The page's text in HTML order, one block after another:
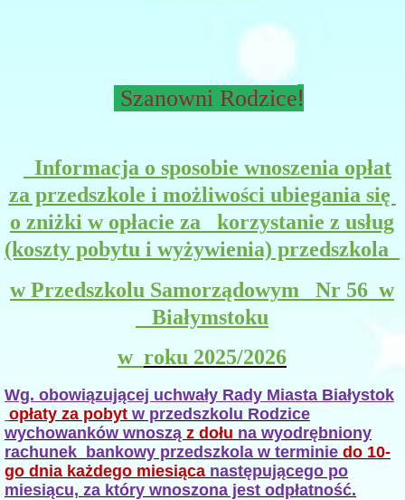
Szanowni Rodzice!
Informacja o sposobie wnoszenia opłat
za przedszkole i możliwości ubiegania się
o zniżki w opłacie za korzystanie z usług
(koszty pobytu i wyżywienia) przedszkola
w Przedszkolu Samorządowym Nr 56 w
Białymstoku
w roku 2025/2026
Wg. obowiązującej uchwały Rady Miasta Białystok
opłaty za pobyt w przedszkolu Rodzice
wychowanków wnoszą z dołu na wyodrębniony
rachunek bankowy przedszkola w terminie do 10-
go dnia każdego miesiąca następującego po
miesiącu, za który wnoszona jest odpłatność.